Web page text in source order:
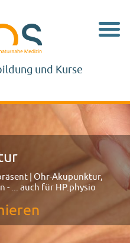
und Kurse
| Ohr-Akupunktur,
auch für HP.physio